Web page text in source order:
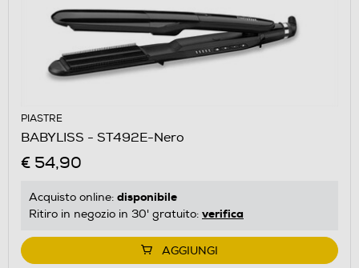
PIASTRE
BABYLISS - ST492E-Nero
€ 54,90
Acquisto online: disponibile
Ritiro in negozio in 30' gratuito: verifica
AGGIUNGI